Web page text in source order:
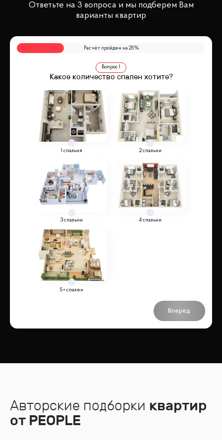
Ответьте на 3 вопроса и мы подберем Вам
варианты квартир
Расчёт пройден на25%
Вопрос 1
Какое количество спален хотите?
1 спальня 2 спальни
3 спальни 4 спальни
5+ спален
Вперёд
Авторские подборки квартир
от PEOPLE